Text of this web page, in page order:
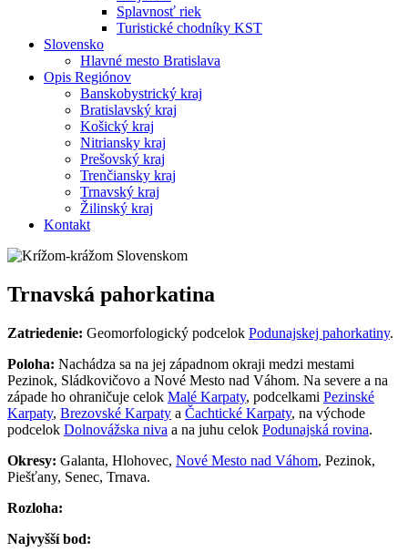
Splavnosť riek
Turistické chodníky KST
Slovensko
Hlavné mesto Bratislava
Opis Regiónov
Banskobystrický kraj
Bratislavský kraj
Košický kraj
Nitriansky kraj
Prešovský kraj
Trenčiansky kraj
Trnavský kraj
Žilinský kraj
Kontakt
Trnavská pahorkatina
Zatriedenie: Geomorfologický podcelok Podunajskej pahorkatiny.
Poloha: Nachádza sa na jej západnom okraji medzi mestami
Pezinok, Sládkovičovo a Nové Mesto nad Váhom. Na severe a na
západe ho ohraničuje celok Malé Karpaty, podcelkami Pezinské
Karpaty, Brezovské Karpaty a Čachtické Karpaty, na východe
podcelok Dolnovážska niva a na juhu celok Podunajská rovina.
Okresy: Galanta, Hlohovec, Nové Mesto nad Váhom, Pezinok,
Piešťany, Senec, Trnava.
Rozloha:
Najvyšší bod: